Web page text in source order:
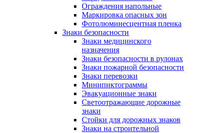
Ограждения напольные
Маркировка опасных зон
Фотолюминесцентная пленка
Знаки безопасности
Знаки медицинского
назначения
Знаки безопасности в рулонах
Знаки пожарной безопасности
Знаки перевозки
Минипиктограммы
Эвакуационные знаки
Светоотражающие дорожные
знаки
Стойки для дорожных знаков
Знаки на строительной